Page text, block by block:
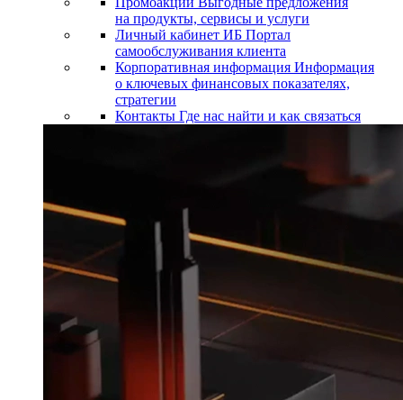
на продукты, сервисы и услуги
Личный кабинет ИБ Портал
самообслуживания клиента
Корпоративная информация Информация
о ключевых финансовых показателях,
стратегии
Контакты Где нас найти и как связаться